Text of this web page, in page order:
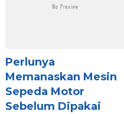
Perlunya
Memanaskan Mesin
Sepeda Motor
Sebelum Dipakai